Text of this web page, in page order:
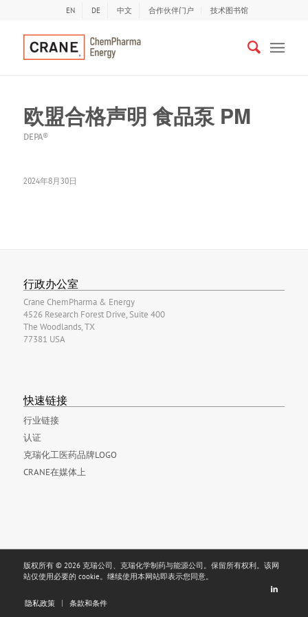
EN DE 中文 合作伙伴门户 技术图书馆
欧盟合格声明 食品泵 PM
DEPA®
2024年8月30日
行政办公室
Crane ChemPharma & Energy
4526 Research Forest Drive, Suite 400
The Woodlands, TX
77381 USA
快速链接
行业链接
认证
克瑞化工医药品牌LOGO
CRANE在媒体上
版权所有 © 2026 克瑞公司、克瑞化学制药与能源公司。保留所有权利。该网
站仅使用必要的 cookie。继续使用本网站即表示您同意。
隐私政策 条款和条件